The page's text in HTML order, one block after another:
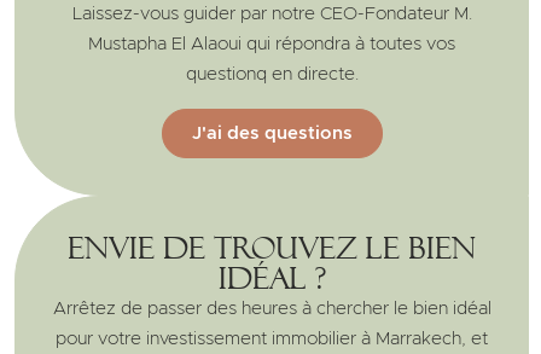
Envie de trouvez le bien
idéal ?
Arrêtez de passer des heures à chercher le bien idéal
pour votre investissement immobilier à Marrakech, et
Laissez-vous guider par notre CEO-Fondateur M.
Mustapha El Alaoui qui répondra à toutes vos
questionq en directe.
J'ai des questions